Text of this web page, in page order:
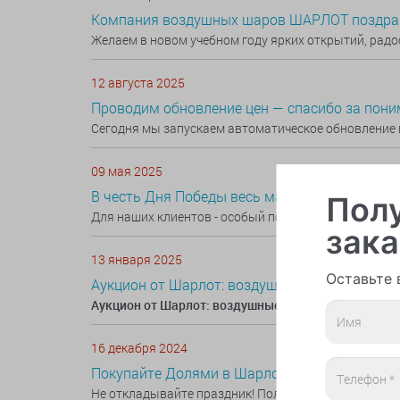
Компания воздушных шаров ШАРЛОТ
Желаем в новом учебном году ярких открытий,
12 августа 2025
Проводим обновление цен — спасибо за
Сегодня мы запускаем автоматическое
09 мая 2025
В честь Дня Победы весь май дарим любой
Для наших клиентов - особый подарок! Весь май
13 января 2025
Аукцион от Шарлот: воздушные шары по
Аукцион от Шарлот: воздушные шары по вашей
16 декабря 2024
Покупайте Долями в Шарлот!
Не откладывайте праздник! Получите заказ сейчас,